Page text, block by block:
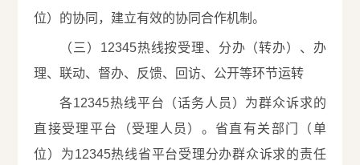
位）的协同，建立有效的协同合作机制。
（三）12345热线按受理、分办（转办）、办
理、联动、督办、反馈、回访、公开等环节运转
各12345热线平台（话务人员）为群众诉求的
直接受理平台（受理人员）。省直有关部门（单
位）为12345热线省平台受理分办群众诉求的责任